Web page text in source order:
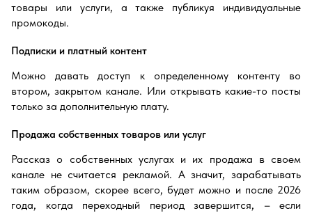
товары или услуги, а также публикуя индивидуальные
промокоды.
Подписки и платный контент
Можно давать доступ к определенному контенту во
втором, закрытом канале. Или открывать какие-то посты
только за дополнительную плату.
Продажа собственных товаров или услуг
Рассказ о собственных услугах и их продажа в своем
канале не считается рекламой. А значит, зарабатывать
таким образом, скорее всего, будет можно и после 2026
года, когда переходный период завершится, – если